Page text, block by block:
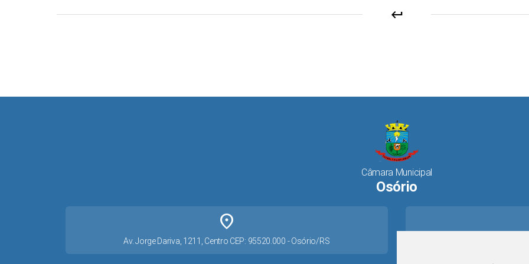
keyboard_return
Câmara Municipal
Osório
place
Av. Jorge Dariva, 1211, Centro CEP: 95520.000 - Osório/RS